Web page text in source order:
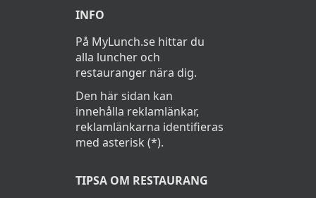
INFO
På MyLunch.se hittar du
alla luncher och
restauranger nära dig.
Den här sidan kan
innehålla reklamlänkar,
reklamlänkarna identifieras
med asterisk (*).
TIPSA OM RESTAURANG